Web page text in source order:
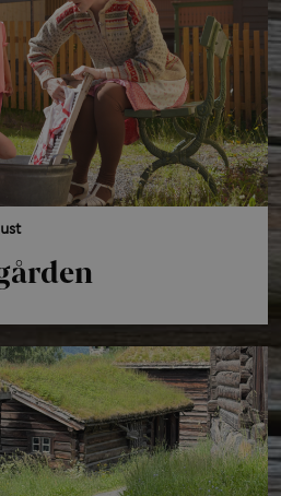
gjennom året +
læring +